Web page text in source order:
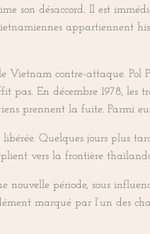
son désaccord. Il est
appartiennent
Vietnam contre-attaque. Pol
pas. En décembre 1978, les
prennent la fuite. Parmi
libérée. Quelques jours plus
vers la frontière
nouvelle période, sous
marqué par l’un des